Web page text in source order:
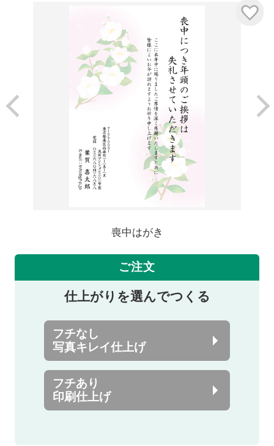
喪中はがき
ご注文
仕上がりを選んでつくる
フチなし
写真キレイ仕上げ
フチあり
印刷仕上げ